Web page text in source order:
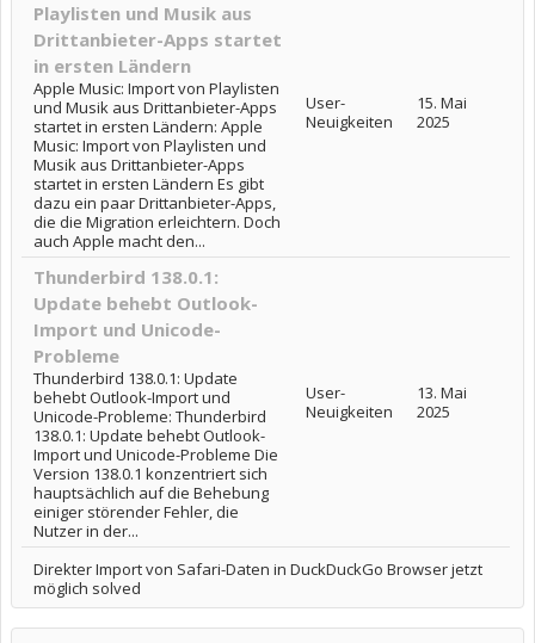
Playlisten und Musik aus
Drittanbieter-Apps startet
in ersten Ländern
Apple Music: Import von Playlisten
und Musik aus Drittanbieter-Apps
startet in ersten Ländern: Apple
Music: Import von Playlisten und
Musik aus Drittanbieter-Apps
startet in ersten Ländern Es gibt
dazu ein paar Drittanbieter-Apps,
die die Migration erleichtern. Doch
auch Apple macht den...
User-
Neuigkeiten
15. Mai
2025
Thunderbird 138.0.1:
Update behebt Outlook-
Import und Unicode-
Probleme
Thunderbird 138.0.1: Update
behebt Outlook-Import und
Unicode-Probleme: Thunderbird
138.0.1: Update behebt Outlook-
Import und Unicode-Probleme Die
Version 138.0.1 konzentriert sich
hauptsächlich auf die Behebung
einiger störender Fehler, die
Nutzer in der...
User-
Neuigkeiten
13. Mai
2025
Direkter Import von Safari-Daten in DuckDuckGo Browser jetzt
möglich solved